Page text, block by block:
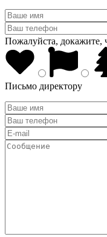
Пожалуйста, докажите,
Письмо директору